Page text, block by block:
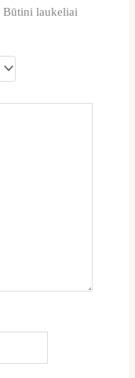
Būtini laukeliai